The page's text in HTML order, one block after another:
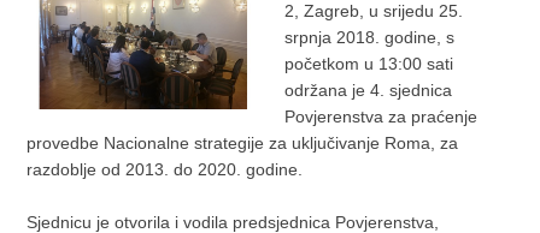
2, Zagreb, u srijedu 25.
srpnja 2018. godine, s
početkom u 13:00 sati
održana je 4. sjednica
Povjerenstva za praćenje
provedbe Nacionalne strategije za uključivanje Roma, za
razdoblje od 2013. do 2020. godine.
Sjednicu je otvorila i vodila predsjednica Povjerenstva,